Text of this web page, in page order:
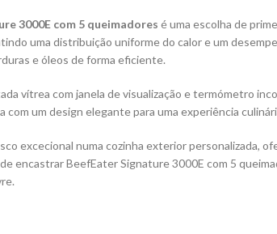
3000E com 5 queimadores é uma escolha de
uma distribuição uniforme do calor e um
e óleos de forma eficiente.
vítrea com janela de visualização e termómetro
um design elegante para uma experiência
excecional numa cozinha exterior personalizada,
encastrar BeefEater Signature 3000E com 5